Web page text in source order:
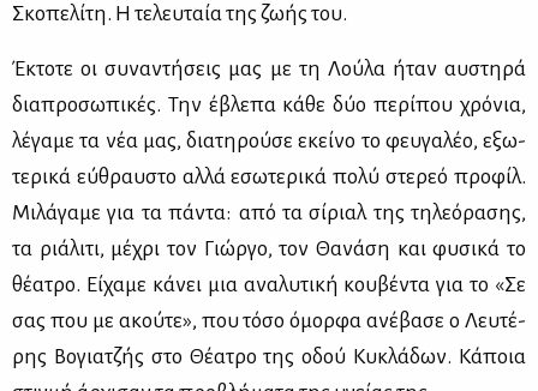
Σκο­πε­λί­τη. Η τε­λευ­ταία της ζω­ής του.
Έκτο­τε οι συ­να­ντή­σεις μας με τη Λού­λα ήταν αυ­στη­ρά
δια­προ­σω­πι­κές. Την έβλε­πα κά­θε δύο πε­ρί­που χρό­νια,
λέ­γα­με τα νέα μας, δια­τη­ρού­σε εκεί­νο το φευ­γα­λέο, εξω­
τε­ρι­κά εύ­θραυ­στο αλ­λά εσω­τε­ρι­κά πο­λύ στε­ρεό προ­φίλ.
Μι­λά­γα­με για τα πά­ντα: από τα σί­ριαλ της τη­λε­ό­ρα­σης,
τα ριά­λι­τι, μέ­χρι τον Γιώρ­γο, τον Θα­νά­ση και φυ­σι­κά το
θέ­α­τρο. Εί­χα­με κά­νει μια ανα­λυ­τι­κή κου­βέ­ντα για το «Σε
σας που με ακού­τε», που τό­σο όμορ­φα ανέ­βα­σε ο Λευ­τέ­
ρης Βο­για­τζής στο Θέ­α­τρο της οδού Κυ­κλά­δων. Κά­ποια